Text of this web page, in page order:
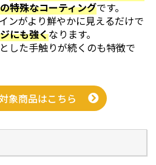
特殊なコーティングです。
ンがより鮮やかに見えるだけで
にも強くなります。
した手触りが続くのも特徴で
象商品はこちら